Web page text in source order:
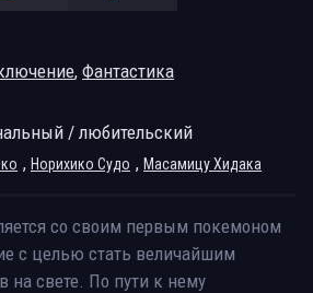
, Фантастика
/ любительский
, Норихико Судо , Масамицу Хидака
со своим первым покемоном
с целью стать величайшим
на свете. По пути к нему